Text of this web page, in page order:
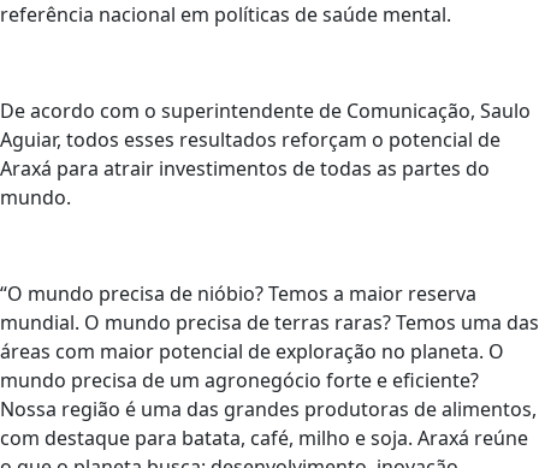
referência nacional em políticas de saúde mental.
De acordo com o superintendente de Comunicação, Saulo
Aguiar, todos esses resultados reforçam o potencial de
Araxá para atrair investimentos de todas as partes do
mundo.
“O mundo precisa de nióbio? Temos a maior reserva
mundial. O mundo precisa de terras raras? Temos uma das
áreas com maior potencial de exploração no planeta. O
mundo precisa de um agronegócio forte e eficiente?
Nossa região é uma das grandes produtoras de alimentos,
com destaque para batata, café, milho e soja. Araxá reúne